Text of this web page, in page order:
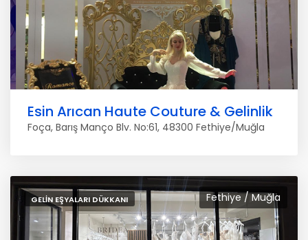
Esin Arıcan Haute Couture & Gelinlik
Foça, Barış Manço Blv. No:61, 48300 Fethiye/Muğla
Fethiye / Muğla
GELIN EŞYALARI DÜKKANI